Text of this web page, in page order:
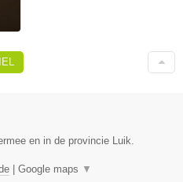
en in de provincie Luik.
Google maps ▼